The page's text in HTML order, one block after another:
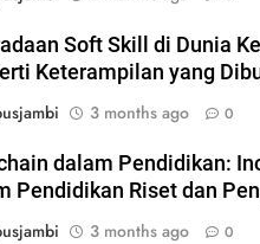
Soft Skill di Dunia
Keterampilan yang
3 months ago 0
dalam Pendidikan:
Pendidikan Riset dan
3 months ago 0